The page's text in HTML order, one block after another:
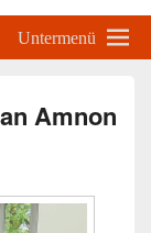
Untermenü
Amnon